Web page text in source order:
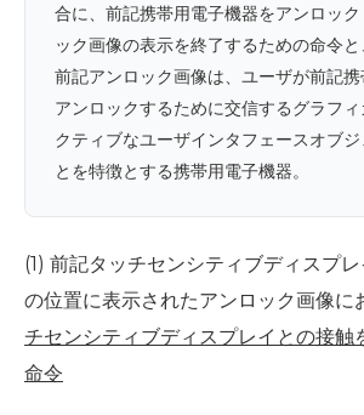
合に、前記携帯用電子機器をアンロッ
ック画像の表示を終了するための命令と
前記アンロック画像は、ユーザが前記
アンロックするために交信するグラフ
クティブなユーザインタフェースオブ
とを特徴とする携帯用電子機器。
(1) 前記タッチセンシティブディスプ
の位置に表示されたアンロック画像に
チセンシティブディスプレイとの接触
命令